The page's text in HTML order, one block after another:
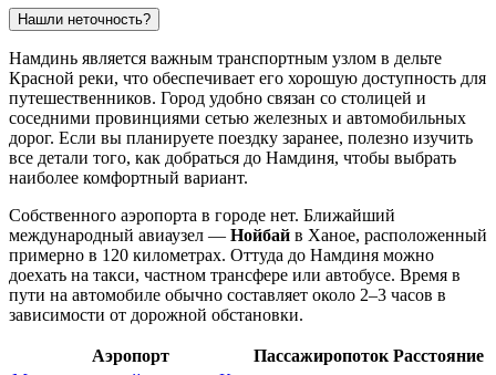
Нашли неточность?
Намдинь является важным транспортным узлом в дельте
Красной реки, что обеспечивает его хорошую доступность для
путешественников. Город удобно связан со столицей и
соседними провинциями сетью железных и автомобильных
дорог. Если вы планируете поездку заранее, полезно изучить
все детали того, как добраться до Намдиня, чтобы выбрать
наиболее комфортный вариант.
Собственного аэропорта в городе нет. Ближайший
международный авиаузел — Нойбай в Ханое, расположенный
примерно в 120 километрах. Оттуда до Намдиня можно
доехать на такси, частном трансфере или автобусе. Время в
пути на автомобиле обычно составляет около 2–3 часов в
зависимости от дорожной обстановки.
Аэропорт Пассажиропоток Расстояние